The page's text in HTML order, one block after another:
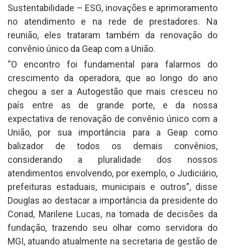
Sustentabilidade – ESG, inovações e aprimoramento
no atendimento e na rede de prestadores. Na
reunião, eles trataram também da renovação do
convênio único da Geap com a União.
“O encontro foi fundamental para falarmos do
crescimento da operadora, que ao longo do ano
chegou a ser a Autogestão que mais cresceu no
país entre as de grande porte, e da nossa
expectativa de renovação de convênio único com a
União, por sua importância para a Geap como
balizador de todos os demais convênios,
considerando a pluralidade dos nossos
atendimentos envolvendo, por exemplo, o Judiciário,
prefeituras estaduais, municipais e outros”, disse
Douglas ao destacar a importância da presidente do
Conad, Marilene Lucas, na tomada de decisões da
fundação, trazendo seu olhar como servidora do
MGI, atuando atualmente na secretaria de gestão de